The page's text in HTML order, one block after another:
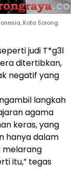
Kota Sorong.
judi T*g3l
ditertibkan,
negatif yang
langkah
agama
keras, yang
hanya dalam
melarang
itu,” tegas